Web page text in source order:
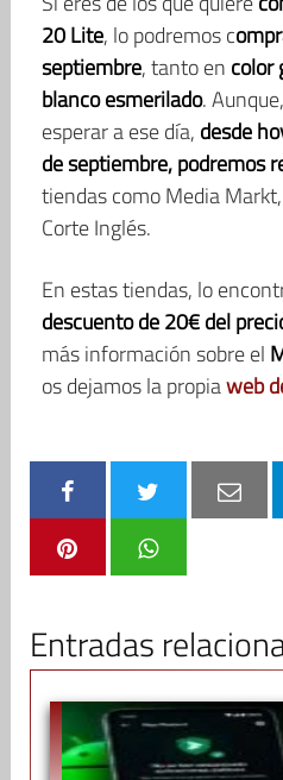
20 Lite, lo podremos c
septiembre, tanto en color
blanco esmerilado.
esperar a ese día, desde
de septiembre, podremos
tiendas como Media Markt,
Corte Inglés.
En estas tiendas, lo
descuento de 20€ del
más información sobre el
os dejamos la propiaweb
Entradas